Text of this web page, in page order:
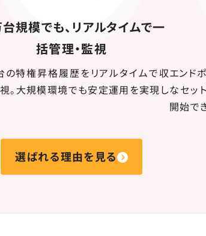
規模でも、リアルタイムで一
括管理・監視
の特権昇格履歴をリアルタイムで収
。大規模環境でも安定運用を実現し
エンド
なセッ
開始で
選ばれる理由を見る